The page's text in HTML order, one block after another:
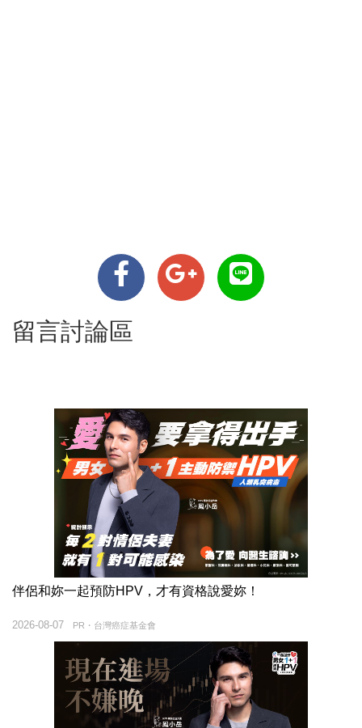
留言討論區
伴侶和妳一起預防HPV，才有資格說愛妳！
PR・台灣癌症基金會
2026-08-07